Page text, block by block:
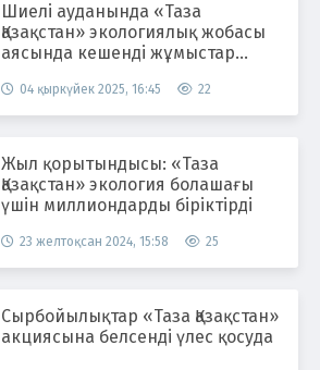
Шиелі ауданында «Таза
Қазақстан» экологиялық жобасы
аясында кешенді жұмыстар
04 қыркүйек 2025, 16:45 22
Жыл қорытындысы: «Таза
Қазақстан» экология болашағы
үшін миллиондарды біріктірді
23 желтоқсан 2024, 15:58 25
Сырбойылықтар «Таза Қазақстан»
акциясына белсенді үлес қосуда